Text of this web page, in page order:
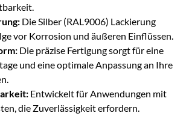
Die Silber (RAL9006) Lackierung
vor Korrosion und äußeren Einflüssen.
Die präzise Fertigung sorgt für eine
und eine optimale Anpassung an Ihre
Entwickelt für Anwendungen mit
die Zuverlässigkeit erfordern.